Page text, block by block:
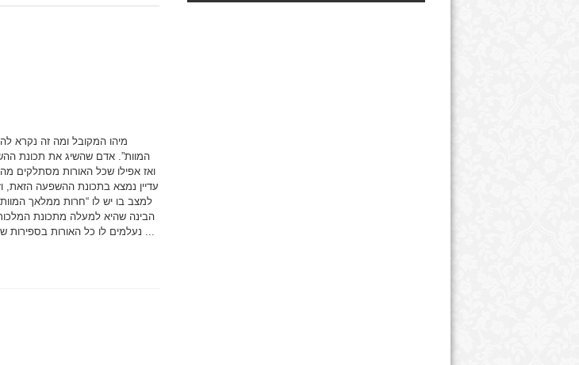
מיהו המקובל ומה זה נקרא
המוות”. אדם שהשיג את תכונת
ואז אפילו שכל האורות מסתלקים
עדיין נמצא בתכונת ההשפעה הזאת,
למצב בו יש לו “חרות ממלאך
הבינה שהיא למעלה מתכונת
נעלמים לו כל האורות בספירות שלמטה מהבינה, הוא ...